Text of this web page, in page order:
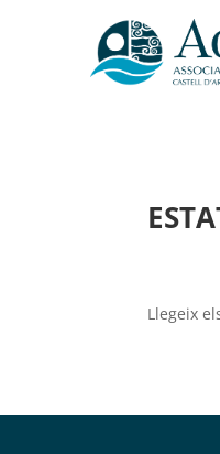
Llegeix